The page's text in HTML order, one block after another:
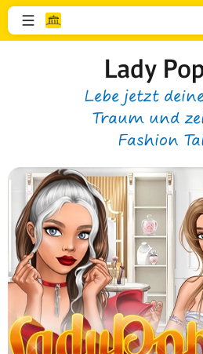
Lady
Lebe jetzt
Traum und
Fashion